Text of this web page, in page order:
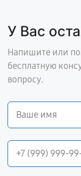
У Вас
Напишите или
бесплатную
вопросу.